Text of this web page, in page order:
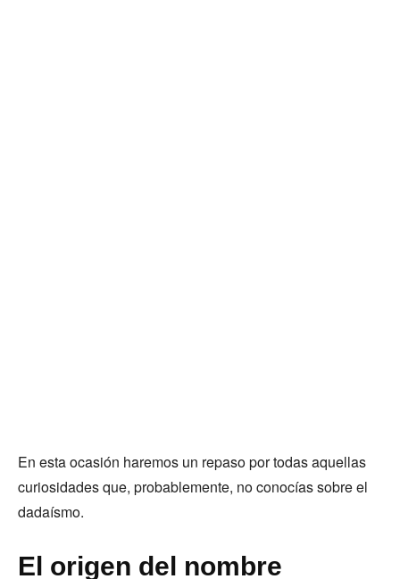
En esta ocasión haremos un repaso por todas aquellas
curiosidades que, probablemente, no conocías sobre el
dadaísmo.
El origen del nombre